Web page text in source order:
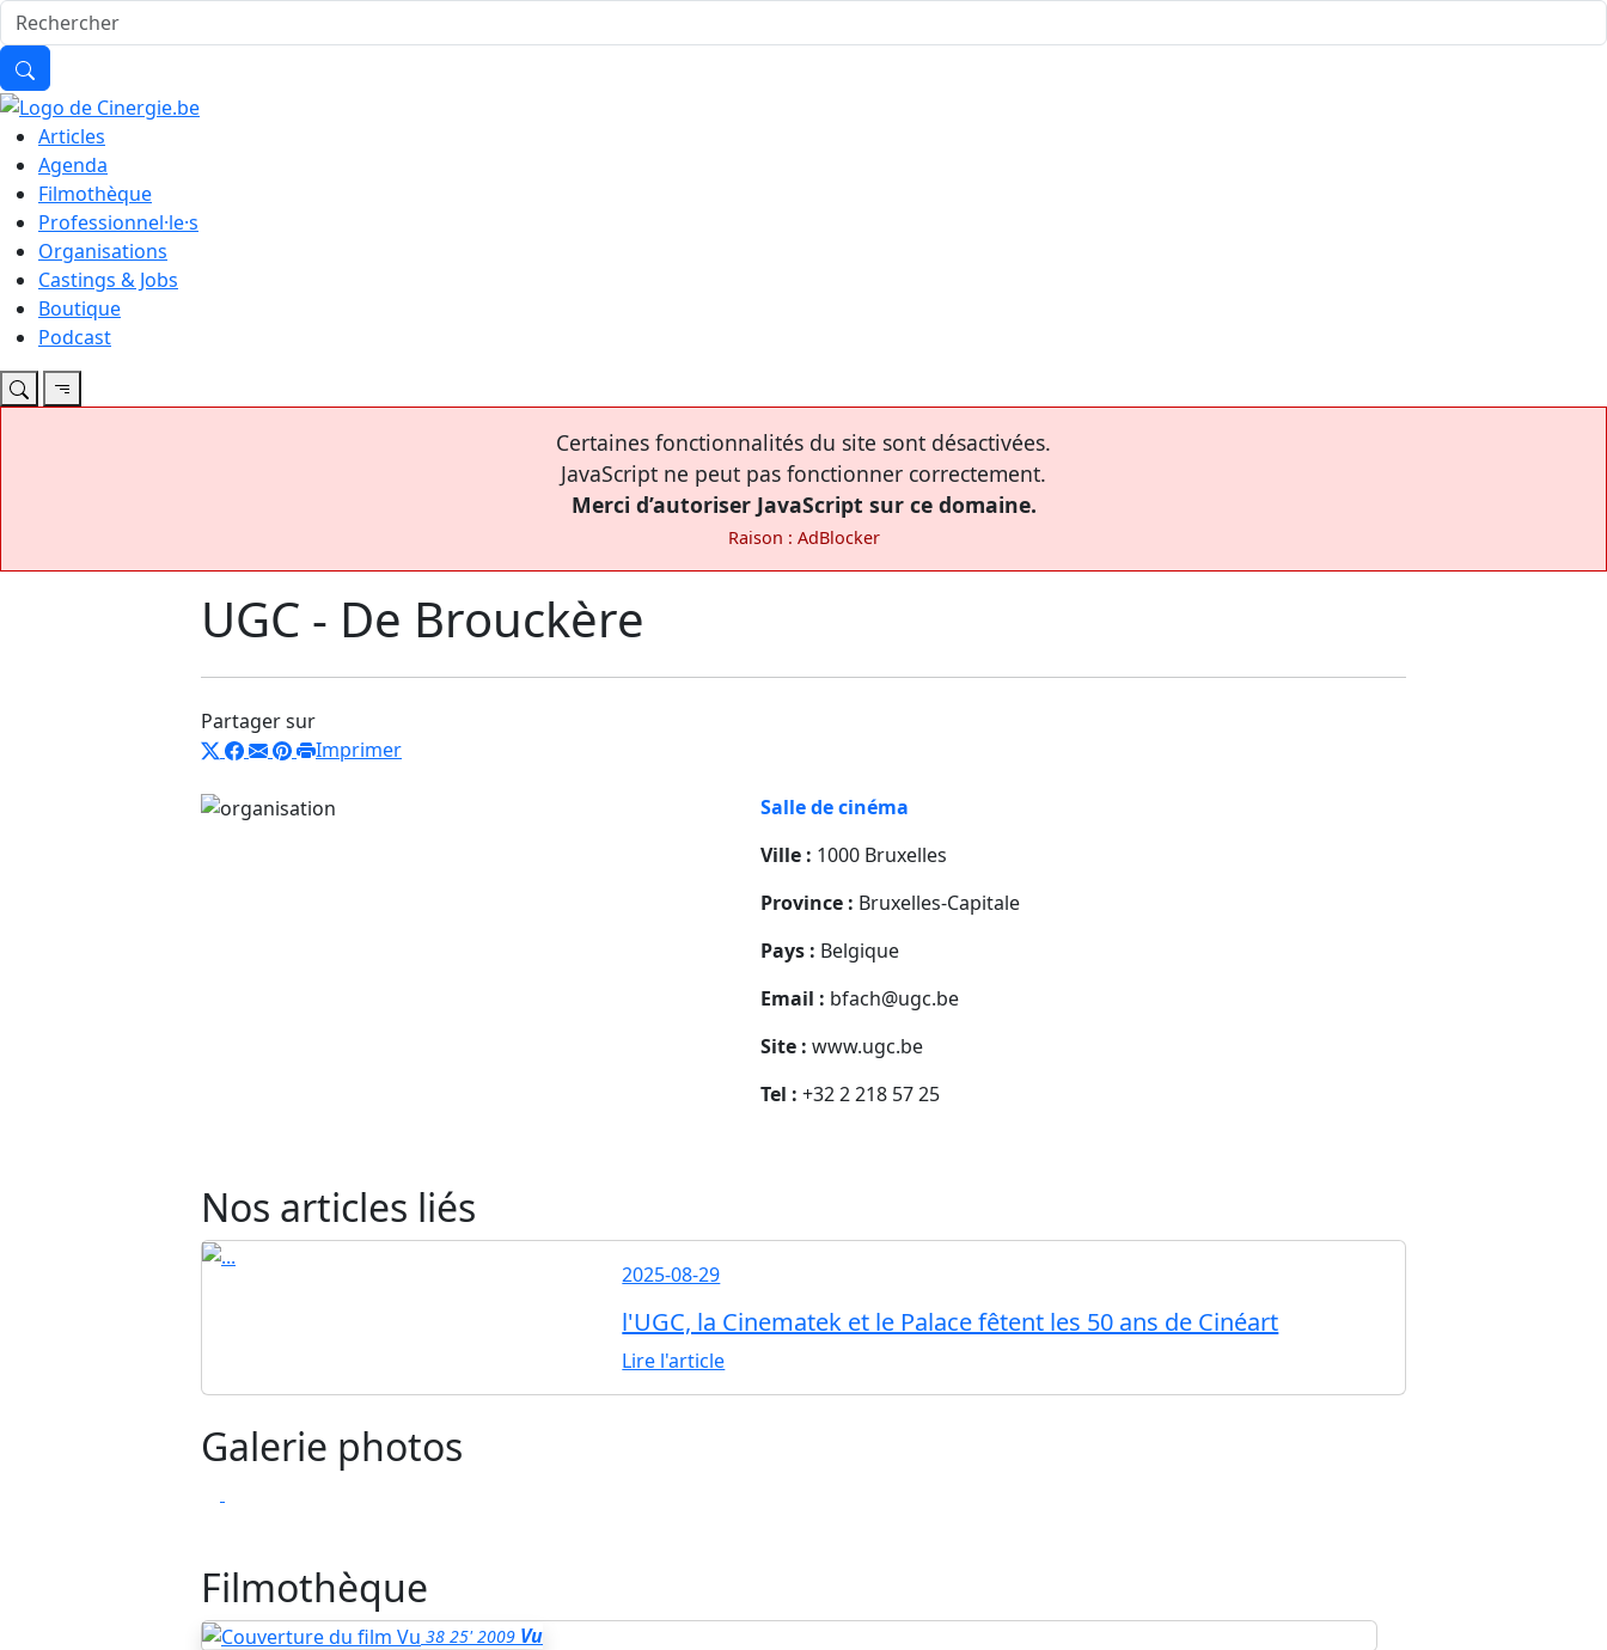
Articles
Agenda
Filmothèque
Professionnel·le·s
Organisations
Castings & Jobs
Boutique
Podcast
Certaines fonctionnalités du site sont désactivées.
JavaScript ne peut pas fonctionner correctement.
Merci d’autoriser JavaScript sur ce domaine.
Raison : AdBlocker
UGC - De Brouckère
Partager sur
Imprimer
Salle de cinéma
Ville : 1000 Bruxelles
Province : Bruxelles-Capitale
Pays : Belgique
Email : bfach@ugc.be
Site : www.ugc.be
Tel : +32 2 218 57 25
Nos articles liés
2025-08-29
l'UGC, la Cinematek et le Palace fêtent les 50 ans de Cinéart
Lire l'article
Galerie photos
Filmothèque
38 25' 2009 Vu